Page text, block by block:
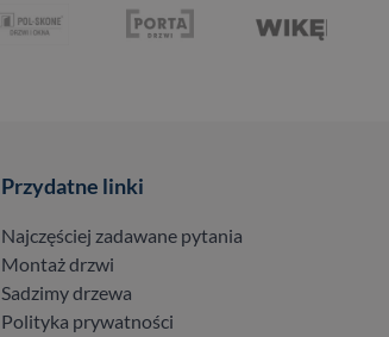
Przydatne linki
Najczęściej zadawane pytania
Montaż drzwi
Sadzimy drzewa
Polityka prywatności